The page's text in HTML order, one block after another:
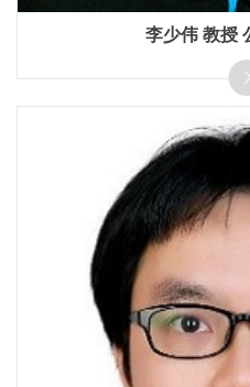
李少伟 教授
主要研究方向为信息疫苗学
杰出青年成果转化奖，为主
发明专利